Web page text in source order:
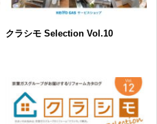
クラシモ Selection Vol.10